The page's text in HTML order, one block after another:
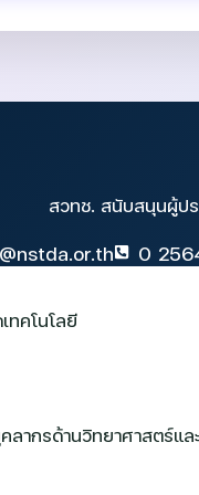
สวทช. สนับสนุนผู้ปร
0
ทคโนโลยี
ากรด้านวิทยาศาสตร์และ